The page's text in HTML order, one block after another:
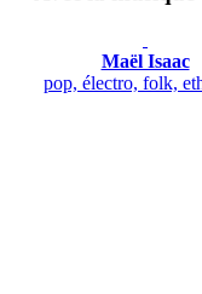
Maël Isaac
pop, électro, folk,